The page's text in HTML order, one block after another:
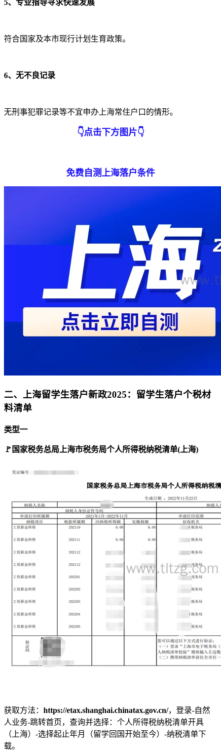
5、专业指导寻求快速发展
符合国家及本市现行计划生育政策。
6、无不良记录
无刑事犯罪记录等不宜申办上海常住户口的情形。
👇点击下方图片👇
免费自测上海落户条件
二、上海留学生落户新政2025：留学生落户个税材
料清单
类型一
🚩 国家税务总局上海市税务局个人所得税纳税清单(上海)
获取方法： https://etax.shanghai.chinatax.gov.cn/，登录-自然
人业务-跳转首页，查询并选择：个人所得税纳税清单开具
（上海）-选择起止年月（留学回国开始至今）-纳税清单下
载。